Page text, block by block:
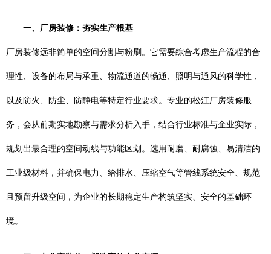
一、厂房装修：夯实生产根基
厂房装修远非简单的空间分割与粉刷。它需要综合考虑生产流程的合
理性、设备的布局与承重、物流通道的畅通、照明与通风的科学性，
以及防火、防尘、防静电等特定行业要求。专业的松江厂房装修服
务，会从前期实地勘察与需求分析入手，结合行业标准与企业实际，
规划出最合理的空间动线与功能区划。选用耐磨、耐腐蚀、易清洁的
工业级材料，并确保电力、给排水、压缩空气等管线系统安全、规范
且预留升级空间，为企业的长期稳定生产构筑坚实、安全的基础环
境。